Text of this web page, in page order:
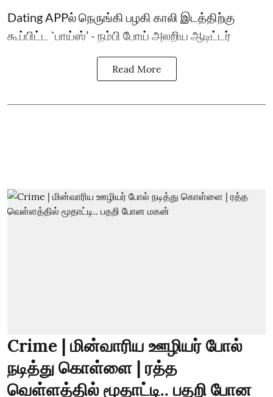
Dating APPல் நெருங்கி பழகி காலி இடத்திற்கு
கூப்பிட்ட `பாய்ஸ்’ - நம்பி போய் அலறிய ஆடிட்டர்
Read More
Crime | மின்வாரிய ஊழியர் போல்
நடித்து கொள்ளை | ரத்த
வெள்ளத்தில் மூதாட்டி.. பதறி போன